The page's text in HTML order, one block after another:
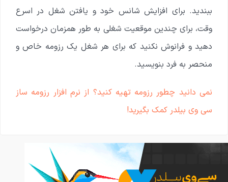
ببندید. برای افزایش شانس خود و یافتن شغل در اسرع
وقت، برای چندین موقعیت شغلی به طور همزمان درخواست
دهید و فرانوش نکنید که برای هر شغل یک رزومه خاص و
منحصر به فرد بنویسید.
نمی دانید چطور رزومه تهیه کنید؟ از نرم افزار رزومه ساز
سی وی بیلدر کمک بگیرید!